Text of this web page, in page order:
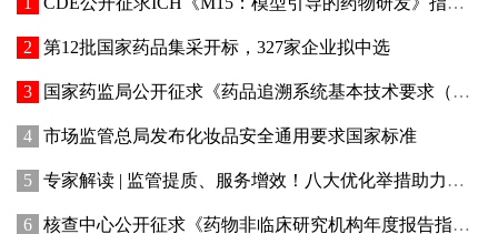
第12批国家药品集采开标，327家企业拟中选
国家药监局公开征求《药品追溯系统基本技术要求（修订征求意见稿）》意见
市场监管总局发布化妆品安全通用要求国家标准
专家解读 | 监管提质、服务增效！八大优化举措助力提升化妆品行业创新活力
核查中心公开征求《药物非临床研究机构年度报告指南（征求意见稿）》意见